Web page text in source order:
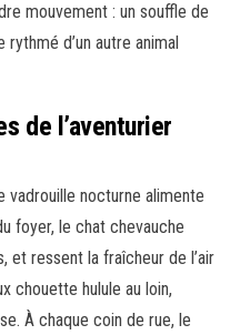
mouvement : un souffle de
d’un autre animal
de l’aventurier
vadrouille nocturne alimente
foyer, le chat chevauche
et ressent la fraîcheur de l’air
chouette hulule au loin,
À chaque coin de rue, le